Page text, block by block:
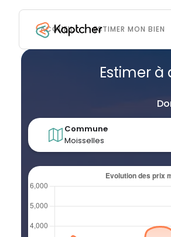
ACCUEIL ESTIMER MON BIEN
Estimer à
Commune
Moisselles